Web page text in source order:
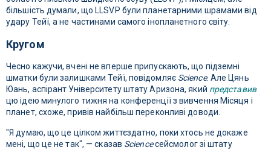
більшість думали, що LLSVP були планетарними шрамами від
удару Тейї, а не частинами самого інопланетного світу.
Кругом
Чесно кажучи, вчені не вперше припускають, що підземні
шматки були залишками Тейї, повідомляє Science. Але Цянь
Юань, аспірант Університету штату Аризона, який представив
цю ідею минулого тижня на конференції з вивчення Місяця і
планет, схоже, привів найбільш переконливі доводи.
"Я думаю, що це цілком життєздатно, поки хтось не докаже
мені, що це не так", — сказав Scienceсейсмолог зі штату